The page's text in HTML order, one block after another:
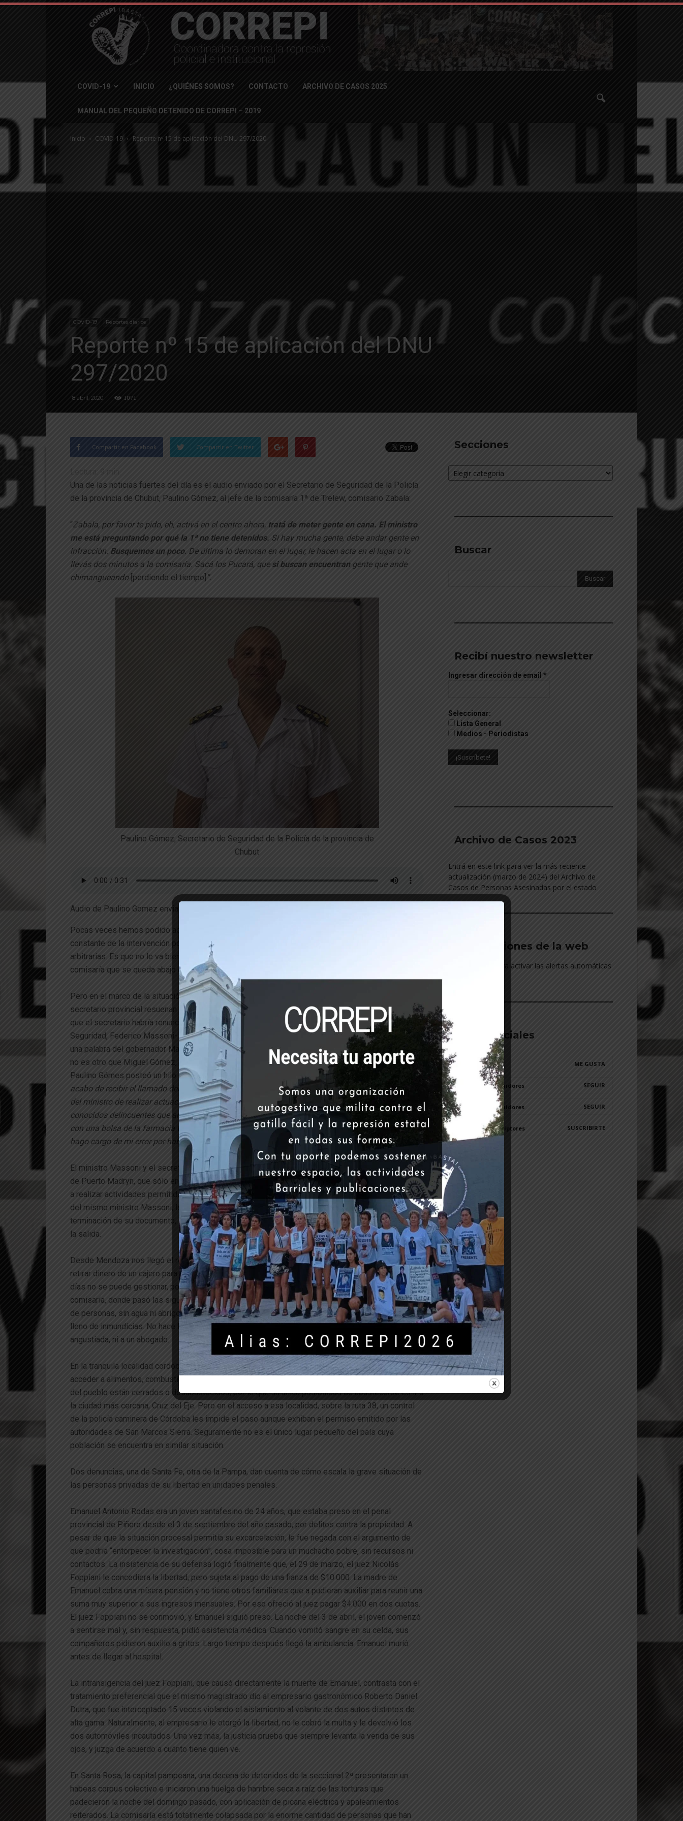
COVID-19 INICIO ¿QUIÉNES SOMOS? CONTACTO ARCHIVO DE CASOS 2025
MANUAL DEL PEQUEÑO DETENIDO DE CORREPI – 2019
Inicio COVID-19 Reporte nº 15 de aplicación del DNU 297/2020
COVID-19 Reportes diarios
Reporte nº 15 de aplicación del DNU
297/2020
8 abril, 2020 1071
Compartir en Facebook Compartir en Twitter
Una de las noticias fuertes del día es el audio enviado por el Secretario de Seguridad de la Policía
de la provincia de Chubut, Paulino Gómez, al jefe de la comisaría 1ª de Trelew, comisario Zabala:
“Zabala, por favor te pido, eh, activá en el centro ahora, tratá de meter gente en cana. El ministro
me está preguntando por qué la 1ª no tiene detenidos. Si hay mucha gente, debe andar gente en
infracción. Busquemos un poco. De última lo demoran en el lugar, le hacen acta en el lugar o lo
llevás dos minutos a la comisaría. Sacá los Pucará, que si buscan encuentran gente que ande
chimangueando [perdiendo el tiempo] ”.
Paulino Gómez, Secretario de Seguridad de la Policía de la provincia de
Chubut
Audio de Paulino Gomez enviado al comisario Zabala
Pocas veces hemos podido acceder a un ejemplo tan elocuente del famoso “hacer estadística”, una
constante de la intervención policial que explica, en parte, la sistemática realización de detenciones
arbitrarias. Es que no le va bien, en el reparto interno de cargos, favores y privilegios, al jefe de una
comisaría que se queda abajo en el conteo de operativos y arrestos.
Pero en el marco de la situación de excepción establecida a partir de la pandemia, las palabras del
secretario provincial resuenan de manera mucho más brutal. A última hora de anoche, se rumoreaba
que el secretario habría renunciado, sin ninguna noticia hay del “ministro” –seguramente el de
Seguridad, Federico Massoni- que pregunta “por qué la 1ª no tiene detenidos”, ni se ha escuchado
una palabra del gobernador Mariano Arcioni. Por cierto, tampoco del jefe de la policía provincial, que
no es otro que Miguel Gómez, hermano de Paulino. A la hora de cerrar este reporte, el propio
Paulino Gómes posteó un hilo de Twitter tremendamente esclarecedor: “Presenté mi denuncia pero
acabo de recibir el llamado del min. Massoni ratificándome en el cargo (…) no recibimos pedidos
del ministro de realizar actuaciones ilegales y tampoco las cumpliríamos (…) hemos visto
conocidos delincuentes que andan con un pan viejo bajo un brazo simulando que van a comprar o
con una bolsa de la farmacia tanteando autos (…) ya pedí todas las disculpas necesarias y me
hago cargo de mi error por haber hablado de esa manera
”. No hace falta el menor comentario.
El ministro Massoni y el secretario Gómez deben estar, en cambio, muy satisfechos con la policía
de Puerto Madryn, que sólo en un día, 7 de abril, detuvo 90 personas porque salieron de sus casas
a realizar actividades permitidas, pero tenía DNI con terminación par. Es que, según una resolución
del mismo ministro Massoni, las personas pueden salir sólo determinados días, según la
terminación de su documento, independientemente de la razón justificada o la urgencia que motive
la salida.
Desde Mendoza nos llegó el relato de una mujer a la que detuvieron cuando iba, en un colectivo, a
retirar dinero de un cajero para llevar alimentos a su madre. No tenía la declaración jurada, que hace
días no se puede gestionar, porque el sistema está colapsado. La mujer fue trasladada a una
comisaría, donde pasó las siguientes 16 horas en un calabozo mugriento, hacinada con otra docena
de personas, sin agua ni abrigo ni otra posibilidad de sentarse o recostarse que hacerlo en el piso
lleno de inmundicias. No hace falta aclarar que no le permitieron llamar a la madre que la esperaba
angustiada, ni a un abogado.
En la tranquila localidad cordobesa de San Marcos Sierra, lxs vecinos denuncian que no pueden
acceder a alimentos, combustibles y otros productos de primera necesidad, ya que los comercios
del pueblo están cerrados o desabastecidos, por lo que su única posibilidad de abastecerse es ir a
la ciudad más cercana, Cruz del Eje. Pero en el acceso a esa localidad, sobre la ruta 38, un control
de la policía caminera de Córdoba les impide el paso aunque exhiban el permiso emitido por las
autoridades de San Marcos Sierra. Seguramente no es el único lugar pequeño del país cuya
población se encuentra en similar situación.
Dos denuncias, una de Santa Fe, otra de la Pampa, dan cuenta de cómo escala la grave situación de
las personas privadas de su libertad en unidades penales.
Emanuel Antonio Rodas era un joven santafesino de 24 años, que estaba preso en el penal
provincial de Piñero desde el 3 de septiembre del año pasado, por delitos contra la propiedad. A
pesar de que la situación procesal permitía su excarcelación, le fue negada con el argumento de
que podría “entorpecer la investigación”, cosa imposible para un muchacho pobre, sin recursos ni
contactos. La insistencia de su defensa logró finalmente que, el 29 de marzo, el juez Nicolás
Foppiani le concediera la libertad, pero sujeta al pago de una fianza de $10.000. La madre de
Emanuel cobra una mísera pensión y no tiene otros familiares que a pudieran auxiliar para reunir una
suma muy superior a sus ingresos mensuales. Por eso ofreció al juez pagar $4.000 en dos cuotas.
El juez Foppiani no se conmovió, y Emanuel siguió preso. La noche del 3 de abril, el joven comenzó
a sentirse mal y, sin respuesta, pidió asistencia médica. Cuando vomitó sangre en su celda, sus
compañeros pidieron auxilio a gritos. Largo tiempo después llegó la ambulancia. Emanuel murió
antes de llegar al hospital.
La intransigencia del juez Foppiani, que causó directamente la muerte de Emanuel, contrasta con el
tratamiento preferencial que el mismo magistrado dio al empresario gastronómico Roberto Daniel
Dutra, que fue interceptado 15 veces violando el aislamiento al volante de dos autos distintos de
alta gama. Naturalmente, al empresario le otorgó la libertad, no le cobró la multa y le devolvió los
dos automóviles incautados. Una vez más, la justicia prueba que siempre levanta la venda de sus
ojos, y juzga de acuerdo a cuánto tiene quien ve.
En Santa Rosa, la capital pampeana, una decena de detenidos de la seccional 2ª presentaron un
habeas corpus colectivo e iniciaron una huelga de hambre seca a raíz de las torturas que
padecieron la noche del domingo pasado, con aplicación de picana eléctrica y apaleamientos
reiterados. La comisaría está totalmente colapsada por la enorme cantidad de personas que han
Secciones
Secciones
________________________________________
Buscar
________________________________________
Recibí nuestro newsletter
Ingresar dirección de email *
Seleccionar:
Lista General
Medios - Periodistas
________________________________________
Archivo de Casos 2023
Entrá en este link para ver la más reciente
actualización (marzo de 2024) del Archivo de
Casos de Personas Asesinadas por el estado
________________________________________
Notificaciones de la web
--> Hacé click para activar las alertas automáticas
Redes sociales
Fans ME GUSTA
49,787 Seguidores SEGUIR
Seguidores SEGUIR
1,230 Suscriptores SUSCRIBIRTE